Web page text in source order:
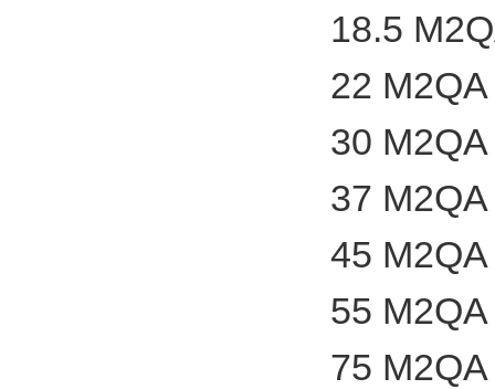
18.5
22
30
37
45
55
75